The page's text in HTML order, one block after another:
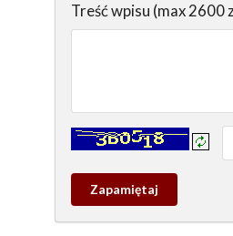
Treść wpisu (max 2600
Kontrola - wprowadź tekst z
Zapamietaj
wpis